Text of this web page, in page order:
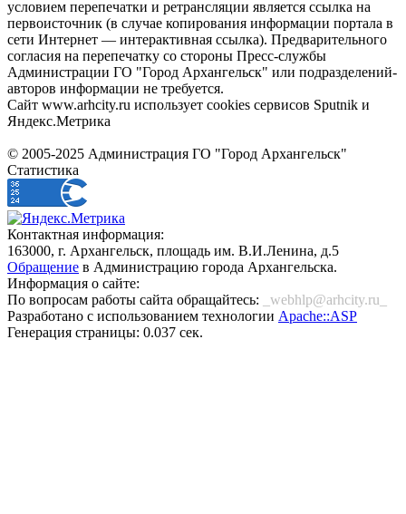
условием перепечатки и ретрансляции является ссылка на
первоисточник (в случае копирования информации портала в
сети Интернет — интерактивная ссылка). Предварительного
согласия на перепечатку со стороны Пресс-службы
Администрации ГО "Город Архангельск" или подразделений-
авторов информации не требуется.
Сайт www.arhcity.ru использует cookies сервисов Sputnik и
Яндекс.Метрика
© 2005-2025 Администрация ГО "Город Архангельск"
Статистика
Контактная информация:
163000, г. Архангельск, площадь им. В.И.Ленина, д.5
Обращение в Администрацию города Архангельска.
Информация о сайте:
По вопросам работы сайта обращайтесь:
_webhlp@arhcity.ru_
Разработано с использованием технологии Apache::ASP
Генерация страницы: 0.037 сек.